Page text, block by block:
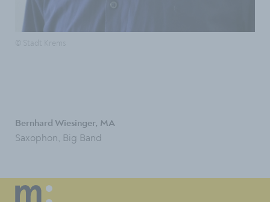
Bernhard Wiesinger, MA
Saxophon, Big Band